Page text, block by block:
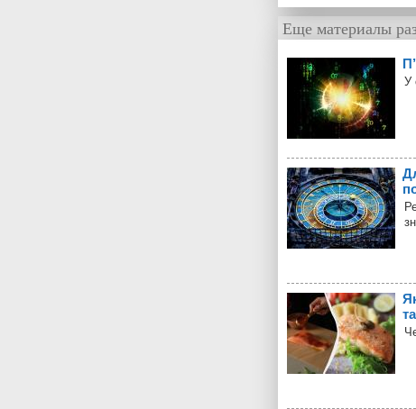
Еще материалы
У